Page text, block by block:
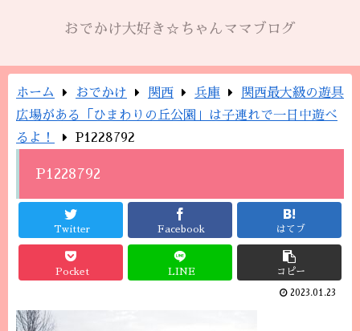
おでかけ大好き☆ちゃんママブログ
ホーム おでかけ 関西 兵庫
関西最大級の遊具
広場がある「ひまわりの丘公園」は子連れで一日中遊べ
るよ！
P1228792
P1228792
Twitter Facebook はてブ
Pocket LINE コピー
2023.01.23